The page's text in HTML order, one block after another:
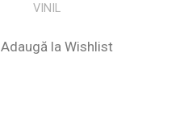
VINIL
Adaugă la Wishlist